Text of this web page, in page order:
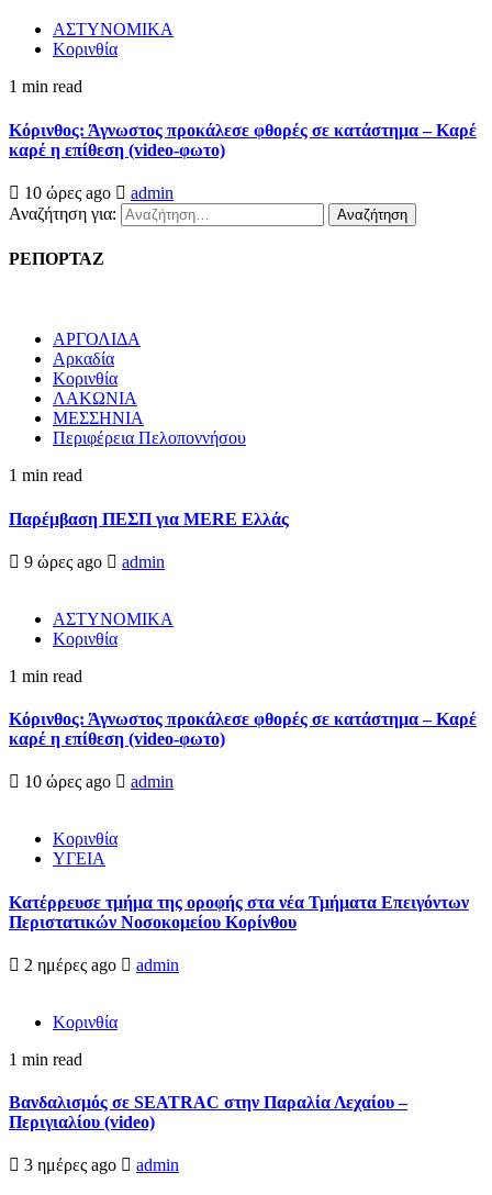
ΑΣΤΥΝΟΜΙΚΑ
Κορινθία
1 min read
Κόρινθος: Άγνωστος προκάλεσε φθορές σε κατάστημα – Καρέ
καρέ η επίθεση (video-φωτο)
10 ώρες ago
admin
Αναζήτηση για:
ΡΕΠΟΡΤΑΖ
ΑΡΓΟΛΙΔΑ
Αρκαδία
Κορινθία
ΛΑΚΩΝΙΑ
ΜΕΣΣΗΝΙΑ
Περιφέρεια Πελοποννήσου
1 min read
Παρέμβαση ΠΕΣΠ για MERE Ελλάς
9 ώρες ago admin
ΑΣΤΥΝΟΜΙΚΑ
Κορινθία
1 min read
Κόρινθος: Άγνωστος προκάλεσε φθορές σε κατάστημα – Καρέ
καρέ η επίθεση (video-φωτο)
10 ώρες ago admin
Κορινθία
ΥΓΕΙΑ
Kατέρρευσε τμήμα της οροφής στα νέα Τμήματα Επειγόντων
Περιστατικών Νοσοκομείου Κορίνθου
2 ημέρες ago admin
Κορινθία
1 min read
Βανδαλισμός σε SEATRAC στην Παραλία Λεχαίου –
Περιγιαλίου (video)
3 ημέρες ago admin